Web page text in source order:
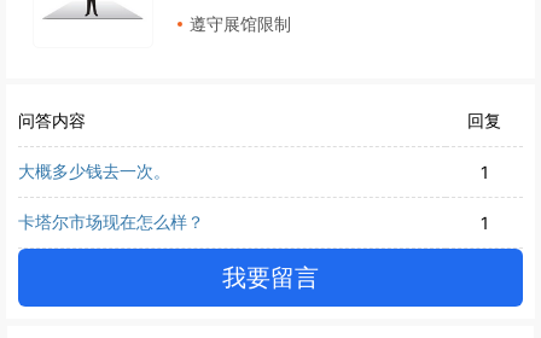
遵守展馆限制
问答内容 回复
大概多少钱去一次。 1
卡塔尔市场现在怎么样？ 1
我要留言